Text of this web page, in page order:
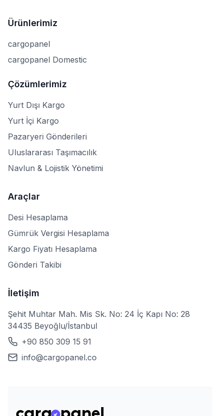
Ürünlerimiz
cargopanel
cargopanel Domestic
Çözümlerimiz
Yurt Dışı Kargo
Yurt İçi Kargo
Pazaryeri Gönderileri
Uluslararası Taşımacılık
Navlun & Lojistik Yönetimi
Araçlar
Desi Hesaplama
Gümrük Vergisi Hesaplama
Kargo Fiyatı Hesaplama
Gönderi Takibi
İletişim
Şehit Muhtar Mah. Mis Sk. No: 24 İç Kapı No: 28
34435 Beyoğlu/İstanbul
+90 850 309 15 91
info@cargopanel.co